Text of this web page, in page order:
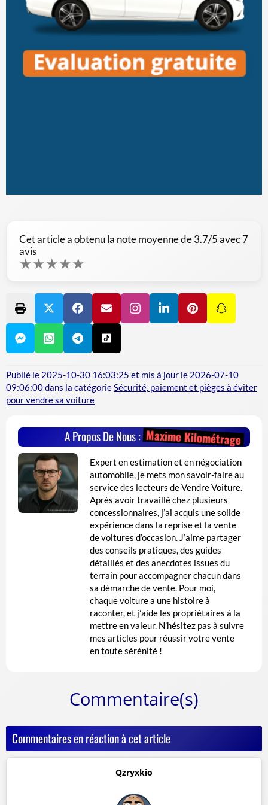
Cet article a obtenu la note moyenne de3.7/5 avec7
avis
★★★★★
Publié le 2025-10-30 16:03:25 et mis à jour le 2026-07-10
09:06:00dans la catégorieSécurité, paiement et pièges à éviter
pour vendre sa voiture
A Propos De Nous :Maxime Kilométrage
Expert en estimation et en négociation
automobile, je mets mon savoir-faire au
service des lecteurs de Vendre Voiture.
Après avoir travaillé chez plusieurs
concessionnaires, j’ai acquis une solide
expérience dans la reprise et la vente
de voitures d’occasion. J’aime partager
des conseils pratiques, des guides
détaillés et des anecdotes issues du
terrain pour accompagner chacun dans
sa démarche de vente. Pour moi,
chaque voiture a une histoire à
raconter, et j’aide les propriétaires à la
mettre en valeur. N’hésitez pas à suivre
mes articles pour réussir votre vente
en toute sérénité !
Commentaire(s)
Commentaires en réaction à cet article
Qzryxkio